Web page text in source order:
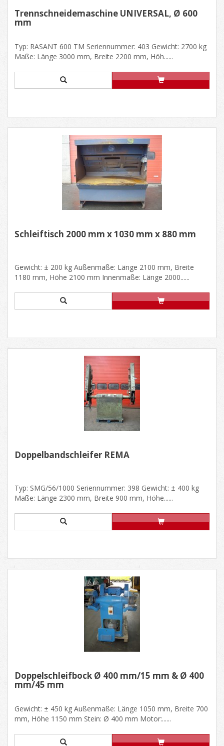
Trennschneidemaschine UNIVERSAL, Ø 600
mm
Typ: RASANT 600 TM Seriennummer: 403 Gewicht: 2700 kg
Maße: Länge 3000 mm, Breite 2200 mm, Höh......
Schleiftisch 2000 mm x 1030 mm x 880 mm
Gewicht: ± 200 kg Außenmaße: Länge 2100 mm, Breite
1180 mm, Höhe 2100 mm Innenmaße: Länge 2000......
Doppelbandschleifer REMA
Typ: SMG/56/1000 Seriennummer: 398 Gewicht: ± 400 kg
Maße: Länge 2300 mm, Breite 900 mm, Höhe......
Doppelschleifbock Ø 400 mm/15 mm & Ø 400
mm/45 mm
Gewicht: ± 450 kg Außenmaße: Länge 1050 mm, Breite 700
mm, Höhe 1150 mm Stein: Ø 400 mm Motor:......